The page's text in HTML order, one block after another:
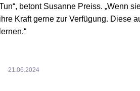
betont Susanne Preiss. „Wenn
ihre Kraft gerne zur Verfügung. Diese
lernen.“
21.06.2024